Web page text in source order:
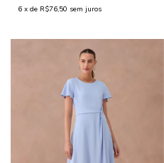
6 x de R$76,50 sem juros